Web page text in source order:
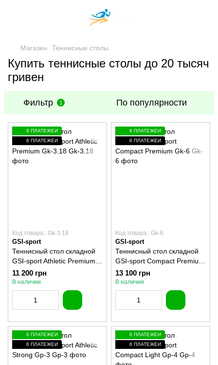
Магазин Теннисные столы
Купить теннисные столы до 20 тысяч
гривен
Фильтр 1 По популярности
6 ПЛАТЕЖЕЙ
6 ПЛАТЕЖЕЙ
Код товара:: Gk-3.18
GSI-sport
Теннисный стол складной
GSI-sport Athletic Premium
Gk-3.18
11 200 грн
В наличии
6 ПЛАТЕЖЕЙ
6 ПЛАТЕЖЕЙ
Код товара:: Gk-6
GSI-sport
Теннисный стол складной
GSI-sport Compact Premium
Gk-6
13 100 грн
В наличии
6 ПЛАТЕЖЕЙ
6 ПЛАТЕЖЕЙ
6 ПЛАТЕЖЕЙ
6 ПЛАТЕЖЕЙ